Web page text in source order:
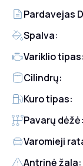
Pardavejas
Spalva:
Variklio tipas:
Cilindrų:
Kuro tipas:
Pavarų dėžė:
Varomieji
Antrinė žala: